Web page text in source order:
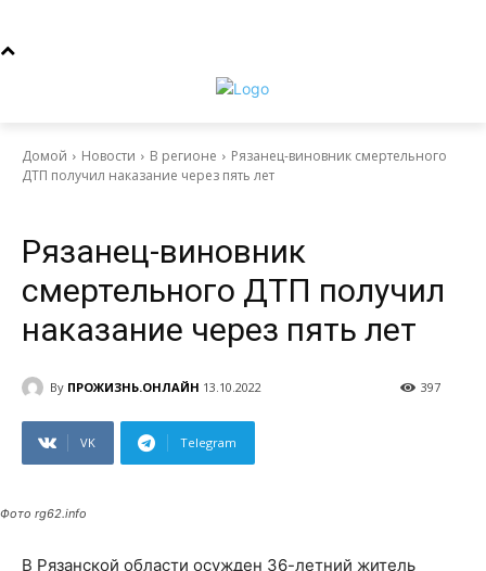
Домой Новости В регионе
Рязанец-виновник смертельного
ДТП получил наказание через пять лет
Рязанец-виновник
смертельного ДТП получил
наказание через пять лет
By ПРОЖИЗНЬ.ОНЛАЙН 13.10.2022 397
VK Telegram
Фото rg62.info
В Рязанской области осужден 36-летний житель